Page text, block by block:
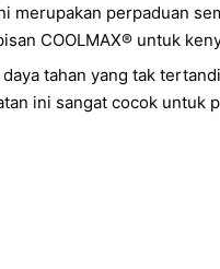
merupakan perpaduan
COOLMAX® untuk
tahan yang tak
ini sangat cocok